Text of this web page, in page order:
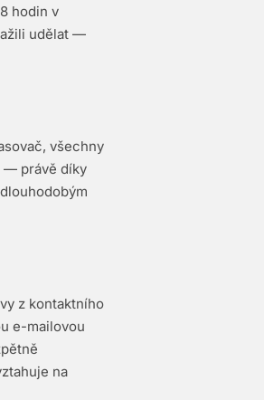
hodin v
udělat —
všechny
— právě díky
z kontaktního
e-mailovou
na